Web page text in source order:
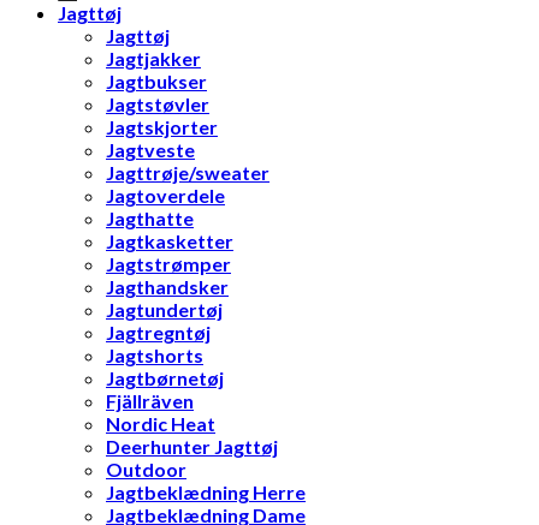
Jagttøj
Jagttøj
Jagtjakker
Jagtbukser
Jagtstøvler
Jagtskjorter
Jagtveste
Jagttrøje/sweater
Jagtoverdele
Jagthatte
Jagtkasketter
Jagtstrømper
Jagthandsker
Jagtundertøj
Jagtregntøj
Jagtshorts
Jagtbørnetøj
Fjällräven
Nordic Heat
Deerhunter Jagttøj
Outdoor
Jagtbeklædning Herre
Jagtbeklædning Dame